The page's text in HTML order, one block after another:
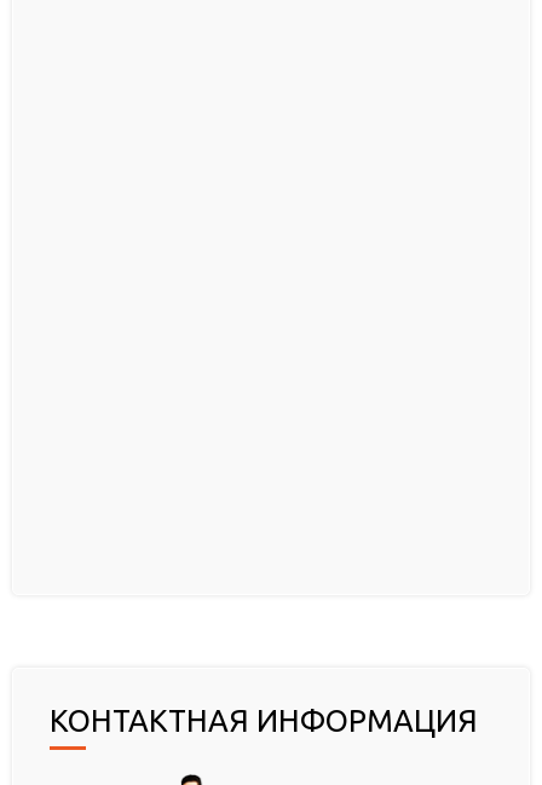
КОНТАКТНАЯ ИНФОРМАЦИЯ